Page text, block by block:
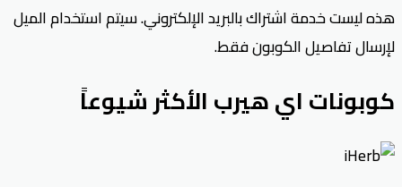
هذه ليست خدمة اشتراك بالبريد الإلكتروني. سيتم استخدام الميل
لإرسال تفاصيل الكوبون فقط.
كوبونات اي هيرب الأكثر شيوعاً